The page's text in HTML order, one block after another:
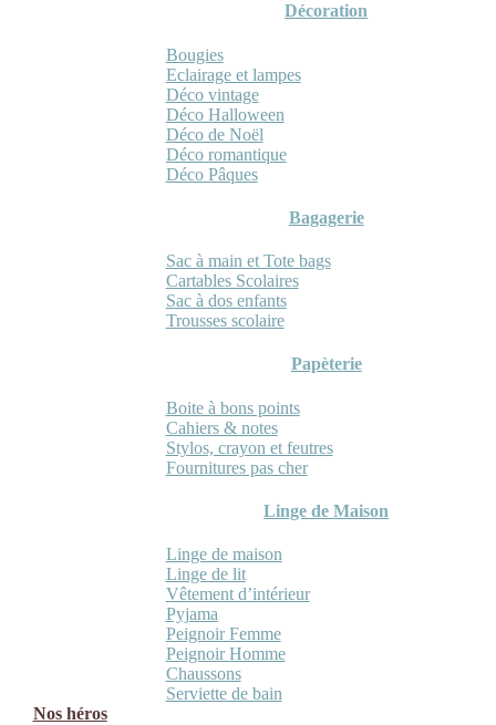
Décoration
Bougies
Eclairage et lampes
Déco vintage
Déco Halloween
Déco de Noël
Déco romantique
Déco Pâques
Bagagerie
Sac à main et Tote bags
Cartables Scolaires
Sac à dos enfants
Trousses scolaire
Papèterie
Boite à bons points
Cahiers & notes
Stylos, crayon et feutres
Fournitures pas cher
Linge de Maison
Linge de maison
Linge de lit
Vêtement d’intérieur
Pyjama
Peignoir Femme
Peignoir Homme
Chaussons
Serviette de bain
Nos héros